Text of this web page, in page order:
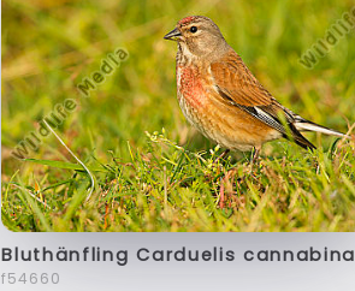
Bluthänfling Carduelis cannabina
f54660